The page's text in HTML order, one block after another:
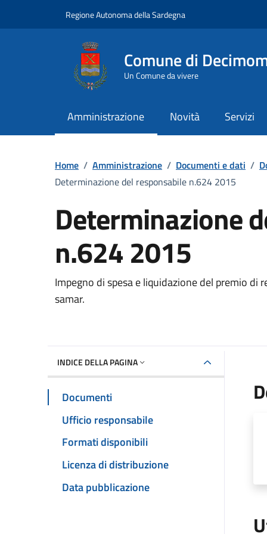
Regione Autonoma della Sardegna
Comune di
Un Comune da vivere
Amministrazione Novità Servizi
Home / Amministrazione / Documenti e dati /
Determinazione del responsabile n.624 2015
Determinazione
n.624 2015
Dettaglio del documento
Impegno di spesa e liquidazione del premio di
samar.
INDICE DELLA PAGINA
Documenti
Ufficio responsabile
Formati disponibili
Licenza di distribuzione
Data pubblicazione